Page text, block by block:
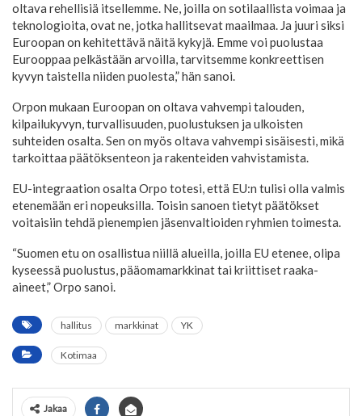
oltava rehellisiä itsellemme. Ne, joilla on sotilaallista voimaa ja
teknologioita, ovat ne, jotka hallitsevat maailmaa. Ja juuri siksi
Euroopan on kehitettävä näitä kykyjä. Emme voi puolustaa
Eurooppaa pelkästään arvoilla, tarvitsemme konkreettisen
kyvyn taistella niiden puolesta,” hän sanoi.
Orpon mukaan Euroopan on oltava vahvempi talouden,
kilpailukyvyn, turvallisuuden, puolustuksen ja ulkoisten
suhteiden osalta. Sen on myös oltava vahvempi sisäisesti, mikä
tarkoittaa päätöksenteon ja rakenteiden vahvistamista.
EU-integraation osalta Orpo totesi, että EU:n tulisi olla valmis
etenemään eri nopeuksilla. Toisin sanoen tietyt päätökset
voitaisiin tehdä pienempien jäsenvaltioiden ryhmien toimesta.
“Suomen etu on osallistua niillä alueilla, joilla EU etenee, olipa
kyseessä puolustus, pääomamarkkinat tai kriittiset raaka-
aineet,” Orpo sanoi.
hallitus markkinat YK
Kotimaa
Jakaa